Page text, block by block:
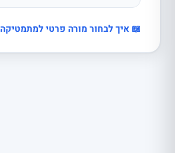
📖 איך לבחור מורה פרטי למתמטיקה